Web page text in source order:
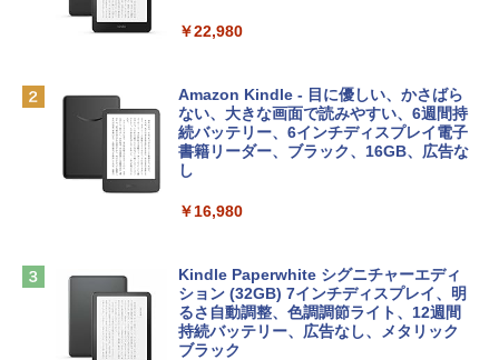
ィゴ + 3年延長 AppleCare+ for 13インチ
￥162,598
tomtoc 360°保護 15.6 16インチ パソコ
ンケース Dell NEC Lavie ASUS HP dyna
Apple 2026 MacBook Air M5チップ搭載
13インチノートブック：AIとApple Intell
igence、13.6インチLiquid Retinaディ
スプレイ、24GBユニファイドメモリ、1
￥1,300
Microsoft Office Home & Business 202
4(最新 永続版)|オンラインコード版|Wind
ows11、10/mac対応|PC2台
￥39,582
インゲームコード】 ロブロックス | オン
ラインコード版
￥3,200
出す プロンプトの言葉 AI画像生成シリー
ズ (はぴーイラストLabo)
￥480
ClaudeCode いちばんやさしい 教科書:
にもKindle出版にも！ 非エンジニアのた
めのAIコーディング入門シリーズ
￥99
￥22,980
Amazon Kindle - 目に優しい、かさばら
ない、大きな画面で読みやすい、6週間持
続バッテリー、6インチディスプレイ電子
書籍リーダー、ブラック、16GB、広告な
し
￥16,980
Kindle Paperwhite シグニチャーエディ
ション (32GB) 7インチディスプレイ、明
るさ自動調整、色調調節ライト、12週間
持続バッテリー、広告なし、メタリック
ブラック